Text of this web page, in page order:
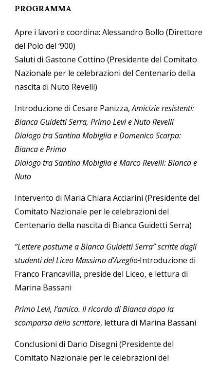
PROGRAMMA
Apre i lavori e coordina: Alessandro Bollo (Direttore
del Polo del ‘900)
Saluti di Gastone Cottino (Presidente del Comitato
Nazionale per le celebrazioni del Centenario della
nascita di Nuto Revelli)
Introduzione di Cesare Panizza,Amicizie resistenti:
Bianca Guidetti Serra, Primo Levi e Nuto Revelli
Dialogo tra Santina Mobiglia e Domenico Scarpa:
Bianca e Primo
Dialogo tra Santina Mobiglia e Marco Revelli: Bianca e
Nuto
Intervento di Maria Chiara Acciarini (Presidente del
Comitato Nazionale per le celebrazioni del
Centenario della nascita di Bianca Guidetti Serra)
“Lettere postume a Bianca Guidetti Serra” scritte dagli
studenti del Liceo Massimo d’Azeglio Introduzione di
Franco Francavilla, preside del Liceo, e lettura di
Marina Bassani
Primo Levi, l’amico. Il ricordo di Bianca dopo la
scomparsa dello scrittore, lettura di Marina Bassani
Conclusioni di Dario Disegni (Presidente del
Comitato Nazionale per le celebrazioni del